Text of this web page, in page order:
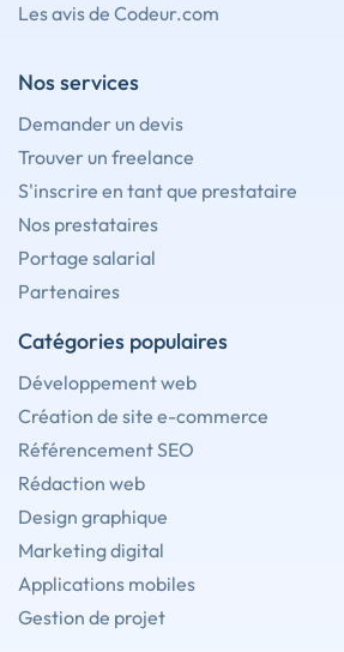
Les avis de Codeur.com
Nos services
Demander un devis
Trouver un freelance
S'inscrire en tant que prestataire
Nos prestataires
Portage salarial
Partenaires
Catégories populaires
Développement web
Création de site e-commerce
Référencement SEO
Rédaction web
Design graphique
Marketing digital
Applications mobiles
Gestion de projet